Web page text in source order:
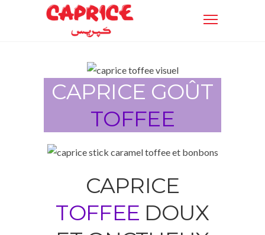
CAPRICE GOÛT
TOFFEE
CAPRICE
TOFFEE DOUX